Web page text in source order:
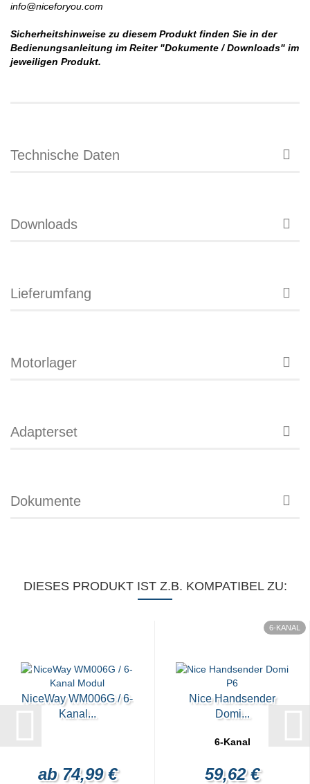
info@niceforyou.com
Sicherheitshinweise zu diesem Produkt finden Sie in der
Bedienungsanleitung im Reiter "Dokumente / Downloads" im
jeweiligen Produkt.
Technische Daten
Downloads
Lieferumfang
Motorlager
Adapterset
Dokumente
DIESES PRODUKT IST Z.B. KOMPATIBEL ZU:
NiceWay WM006G / 6-
Kanal...
ab 74,99 €
6-KANAL
Nice Handsender
Domi...
6-Kanal
59,62 €